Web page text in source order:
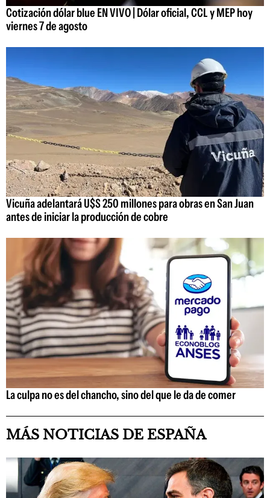
Cotización dólar blue EN VIVO | Dólar oficial, CCL y MEP hoy
viernes 7 de agosto
Vicuña adelantará U$S 250 millones para obras en San Juan
antes de iniciar la producción de cobre
La culpa no es del chancho, sino del que le da de comer
MÁS NOTICIAS DE ESPAÑA